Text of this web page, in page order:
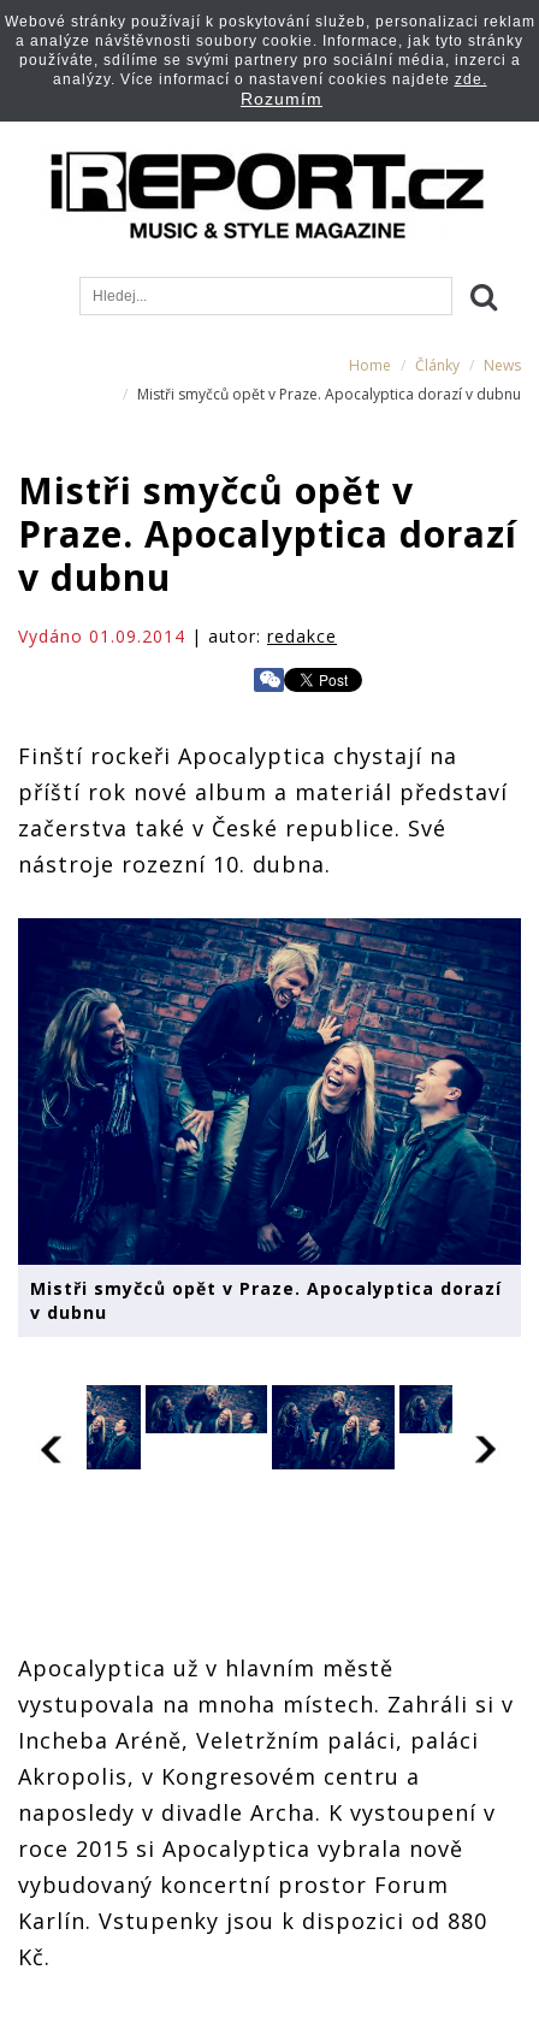
Home Články
News
Mistři smyčců opět v Praze. Apocalyptica dorazí v dubnu
Mistři smyčců opět v
Praze. Apocalyptica dorazí
v dubnu
Vydáno 01.09.2014 | autor: redakce
Finští rockeři Apocalyptica chystají na
příští rok nové album a materiál představí
začerstva také v České republice. Své
nástroje rozezní 10. dubna.
Mistři smyčců opět v Praze. Apocalyptica dorazí
v dubnu
Apocalyptica už v hlavním městě
vystupovala na mnoha místech. Zahráli si v
Incheba Aréně, Veletržním paláci, paláci
Akropolis, v Kongresovém centru a
naposledy v divadle Archa. K vystoupení v
roce 2015 si Apocalyptica vybrala nově
vybudovaný koncertní prostor Forum
Karlín. Vstupenky jsou k dispozici od 880
Kč.
Webové stránky používají k poskytování služeb, personalizaci reklam
a analýze návštěvnosti soubory cookie. Informace, jak tyto stránky
používáte, sdílíme se svými partnery pro sociální média, inzerci a
analýzy. Více informací o nastavení cookies najdete zde.
Rozumím